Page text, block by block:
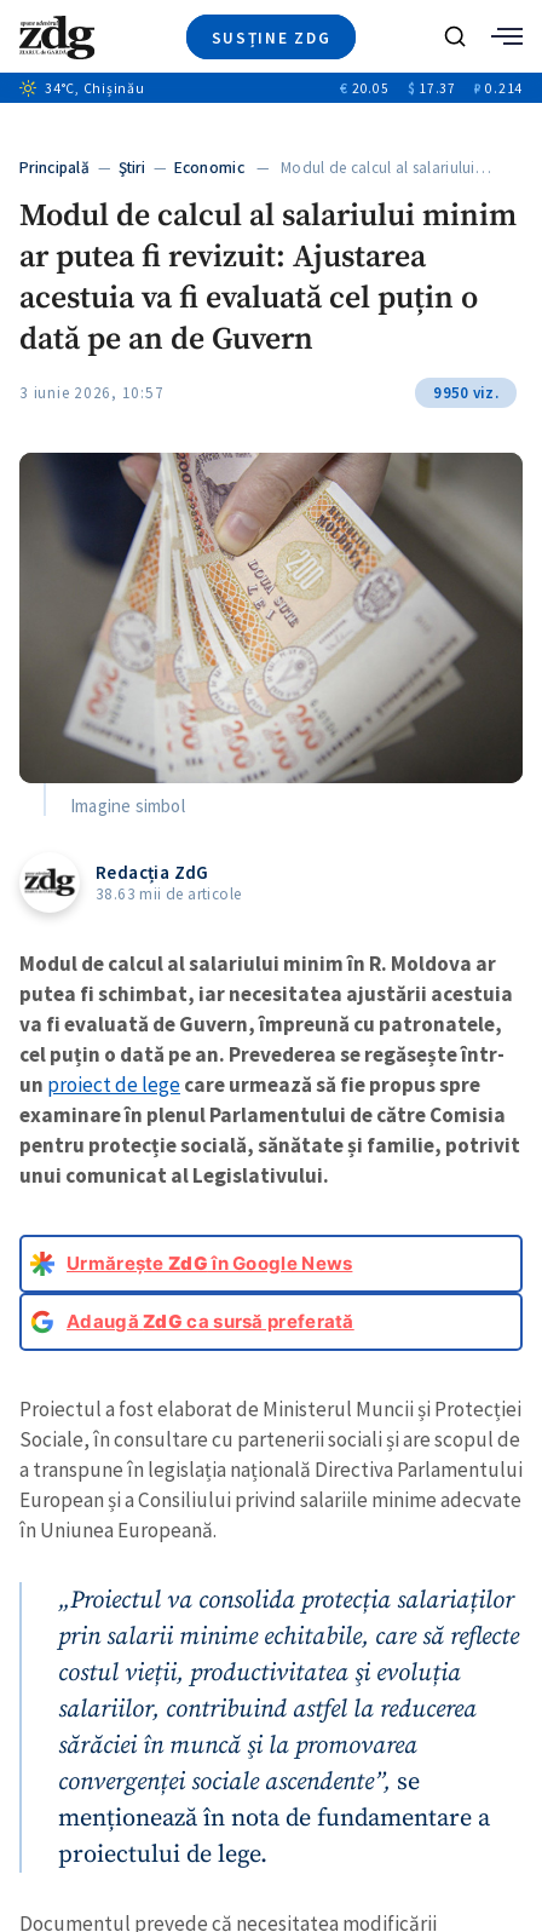
SUSȚINE ZDG
Ştiri
+14
Video
Special
Blog
Caută
34°C, Chișinău € 20.05 $ 17.37 ₽ 0.214
Principală — Ştiri — Economic— Modul de calcul al salariului…
Modul de calcul al salariului minim
ar putea fi revizuit: Ajustarea
acestuia va fi evaluată cel puțin o
dată pe an de Guvern
3 iunie 2026, 10:57 9950 viz.
Imagine simbol
Redacția ZdG
38.63 mii de articole
Modul de calcul al salariului minim în R. Moldova ar
putea fi schimbat, iar necesitatea ajustării acestuia
va fi evaluată de Guvern, împreună cu patronatele,
cel puțin o dată pe an. Prevederea se regăsește într-
un proiect de legecare urmează să fie propus spre
examinare în plenul Parlamentului de către Comisia
pentru protecție socială, sănătate și familie, potrivit
unui comunicat al Legislativului.
Urmărește ZdGîn Google News
AdaugăZdG ca sursă preferată
Proiectul a fost elaborat de Ministerul Muncii și Protecției
Sociale, în consultare cu partenerii sociali și are scopul de
a transpune în legislația națională Directiva Parlamentului
European și a Consiliului privind salariile minime adecvate
în Uniunea Europeană.
„Proiectul va consolida protecția salariaților
prin salarii minime echitabile, care să reflecte
costul vieții, productivitatea şi evoluția
salariilor, contribuind astfel la reducerea
sărăciei în muncă şi la promovarea
convergenței sociale ascendente”, se
menționează în nota de fundamentare a
proiectului de lege.
Documentul prevede că necesitatea modificării